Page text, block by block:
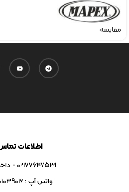
مقایسه
اطلاعات
02177647531 - داخلی ۱۰۲
واتس آپ : 09301039016